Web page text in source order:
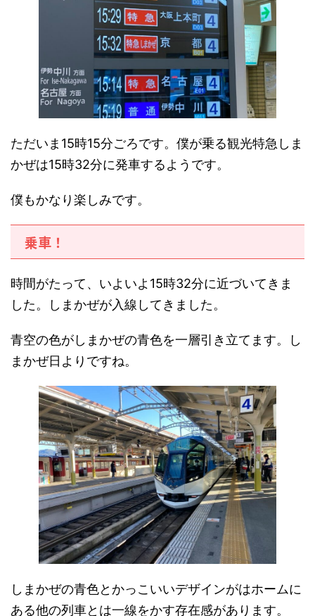
ただいま15時15分ごろです。僕が乗る観光特急しま
かぜは15時32分に発車するようです。
僕もかなり楽しみです。
乗車！
時間がたって、いよいよ15時32分に近づいてきま
した。しまかぜが入線してきました。
青空の色がしまかぜの青色を一層引き立てます。し
まかぜ日よりですね。
しまかぜの青色とかっこいいデザインがはホームに
ある他の列車とは一線をかす存在感があります。